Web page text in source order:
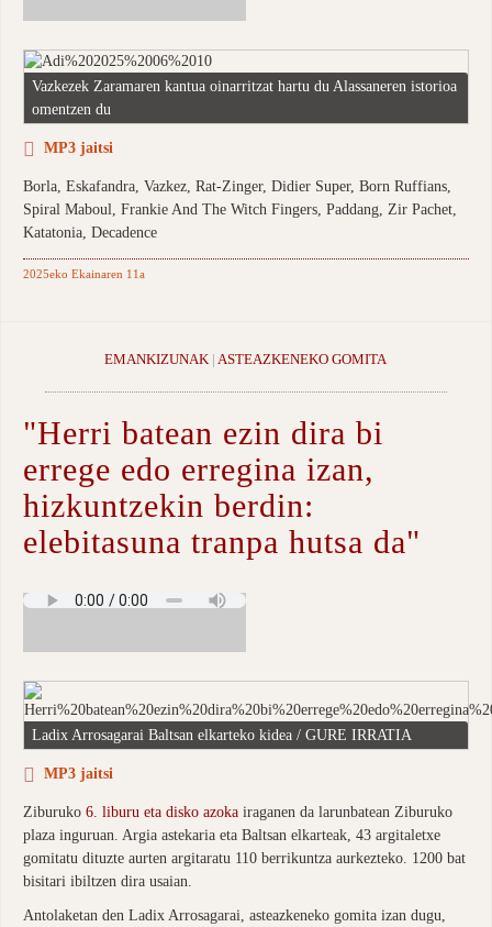
Vazkezek Zaramaren kantua oinarritzat hartu du Alassaneren istorioa
omentzen du
MP3 jaitsi
Borla, Eskafandra, Vazkez, Rat-Zinger, Didier Super, Born Ruffians,
Spiral Maboul, Frankie And The Witch Fingers, Paddang, Zir Pachet,
Katatonia, Decadence
2025eko Ekainaren 11a
EMANKIZUNAK |ASTEAZKENEKO GOMITA
"Herri batean ezin dira bi
errege edo erregina izan,
hizkuntzekin berdin:
elebitasuna tranpa hutsa da"
Ladix Arrosagarai Baltsan elkarteko kidea / GURE IRRATIA
MP3 jaitsi
Ziburuko 6. liburu eta disko azoka iraganen da larunbatean Ziburuko
plaza inguruan. Argia astekaria eta Baltsan elkarteak, 43 argitaletxe
gomitatu dituzte aurten argitaratu 110 berrikuntza aurkezteko. 1200 bat
bisitari ibiltzen dira usaian.
Antolaketan den Ladix Arrosagarai, asteazkeneko gomita izan dugu,